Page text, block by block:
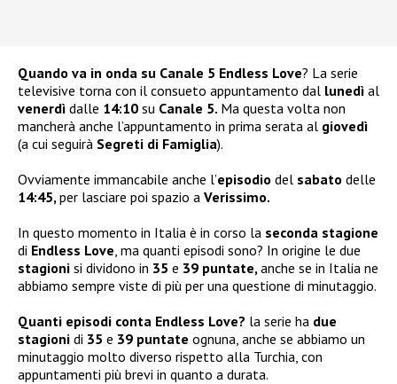
Quando va in onda su Canale 5 Endless Love? La serie
televisive torna con il consueto appuntamento dal lunedì al
venerdì dalle 14:10 su Canale 5. Ma questa volta non
mancherà anche l’appuntamento in prima serata al giovedì
(a cui seguirà Segreti di Famiglia).
Ovviamente immancabile anche l’episodio del sabato delle
14:45, per lasciare poi spazio a Verissimo.
In questo momento in Italia è in corso la seconda stagione
di Endless Love , ma quanti episodi sono? In origine le due
stagioni si dividono in 35 e 39 puntate, anche se in Italia ne
abbiamo sempre viste di più per una questione di minutaggio.
Quanti episodi conta Endless Love? la serie ha due
stagioni di 35 e 39 puntate ognuna, anche se abbiamo un
minutaggio molto diverso rispetto alla Turchia, con
appuntamenti più brevi in quanto a durata.